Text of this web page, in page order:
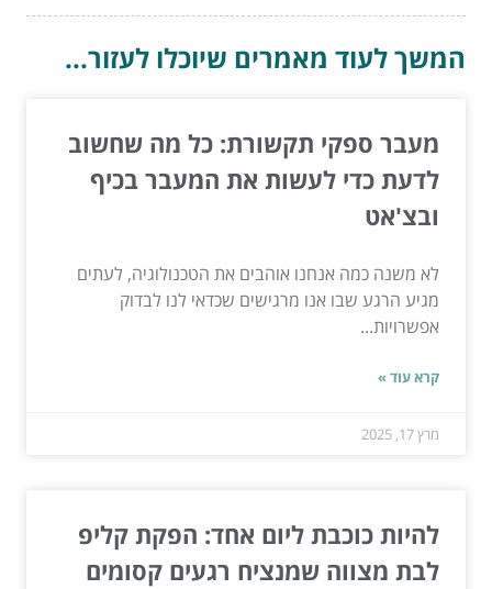
המשך לעוד מאמרים שיוכלו לעזור...
מעבר ספקי תקשורת: כל מה שחשוב
לדעת כדי לעשות את המעבר בכיף
ובצ'אט
לא משנה כמה אנחנו אוהבים את הטכנולוגיה, לעתים
מגיע הרגע שבו אנו מרגישים שכדאי לנו לבדוק
אפשרויות...
קרא עוד »
מרץ 17, 2025
להיות כוכבת ליום אחד: הפקת קליפ
לבת מצווה שמנציח רגעים קסומים